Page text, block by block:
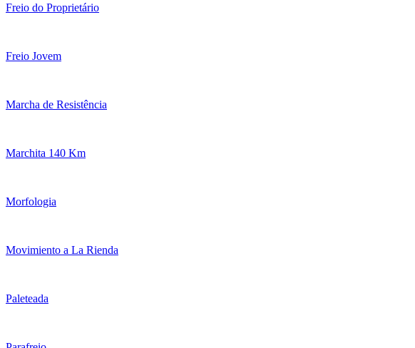
Freio do Proprietário
Freio Jovem
Marcha de Resistência
Marchita 140 Km
Morfologia
Movimiento a La Rienda
Paleteada